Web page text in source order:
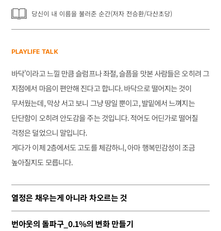
당신이 내 이름을 불러준 순간(저자 전승환/다산초당)
PLAYLIFE TALK
바닥'이라고 느낄 만큼 슬럼프나 좌절, 슬픔을 맛본 사람들은 오히려 그
지점에서 마음이 편안해 진다고 합니다. 바닥으로 떨어지는 것이
무서웠는데, 막상 서고 보니 그냥 땅일 뿐이고, 발밑에서 느껴지는
단단함이 오히려 안도감을 주는 것입니다. 적어도 어딘가로 떨어질
걱정은 덜었으니 말입니다.
게다가 이제 2층에서도 고도를 체감하니, 아마 행복민감성이 조금
높아질지도 모릅니다.
열정은 채우는게 아니라 차오르는 것
번아웃의 돌파구_0.1%의 변화 만들기